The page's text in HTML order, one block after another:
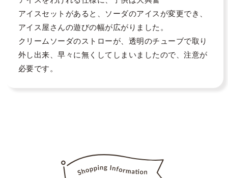
アイスセットがあると、ソーダのアイスが変更でき、
アイス屋さんの遊びの幅が広がりました。
クリームソーダのストローが、透明のチューブで取り
外し出来、早々に無くしてしまいましたので、注意が
必要です。